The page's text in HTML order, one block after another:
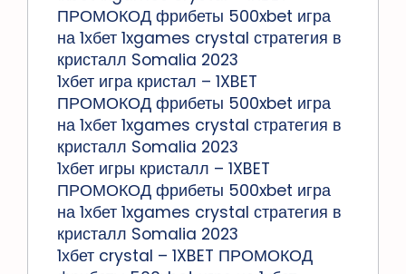
ПРОМОКОД фрибеты 500xbet игра
на 1хбет 1xgames crystal стратегия в
кристалл Somalia 2023
1хбет игра кристал – 1XBET
ПРОМОКОД фрибеты 500xbet игра
на 1хбет 1xgames crystal стратегия в
кристалл Somalia 2023
1хбет игры кристалл – 1XBET
ПРОМОКОД фрибеты 500xbet игра
на 1хбет 1xgames crystal стратегия в
кристалл Somalia 2023
1хбет crystal – 1XBET ПРОМОКОД